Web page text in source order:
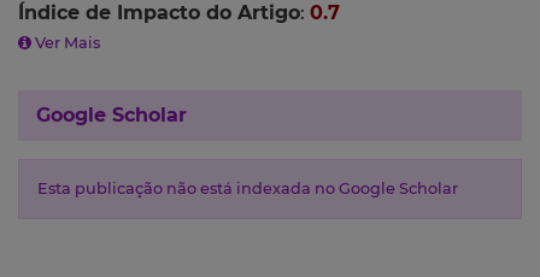
Índice de Impacto do Artigo: 0.7
Ver Mais
Google Scholar
Esta publicação não está indexada no Google Scholar